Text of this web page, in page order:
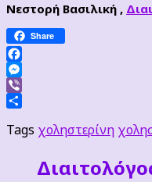
Νεστορή Βασιλική ,
Share
Facebook
Messenger
Viber
Tags χοληστερίνη